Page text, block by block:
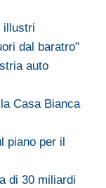
illustri
dal baratro"
auto
Casa Bianca
piano per il
di 30 miliardi